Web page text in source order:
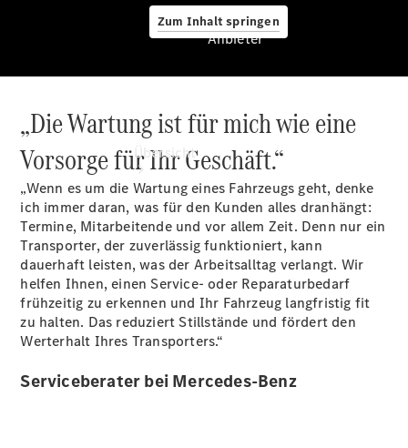
Zum Inhalt springen
Anbieter
Übersicht
Startseite
Ansprechpartner
finden
vereinbaren
Anbieter
„Die Wartung ist für mich wie eine
Vorsorge für Ihr Geschäft.“
„Wenn es um die Wartung eines Fahrzeugs geht, denke
ich immer daran, was für den Kunden alles dranhängt:
Termine, Mitarbeitende und vor allem Zeit. Denn nur ein
Transporter, der zuverlässig funktioniert, kann
dauerhaft leisten, was der Arbeitsalltag verlangt. Wir
helfen Ihnen, einen Service- oder Reparaturbedarf
frühzeitig zu erkennen und Ihr Fahrzeug langfristig fit
zu halten. Das reduziert Stillstände und fördert den
Werterhalt Ihres Transporters.“
Serviceberater bei Mercedes-Benz